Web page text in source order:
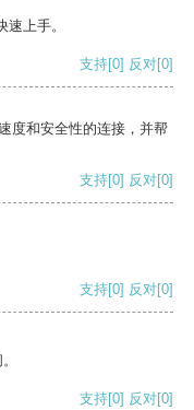
上手。
支持[0] 反对[0]
度和安全性的连接，并帮
支持[0] 反对[0]
支持[0] 反对[0]
支持[0] 反对[0]